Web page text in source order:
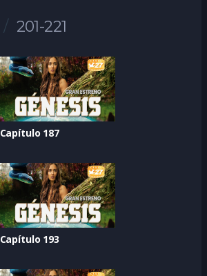
201-221
Capítulo 187
Capítulo 193